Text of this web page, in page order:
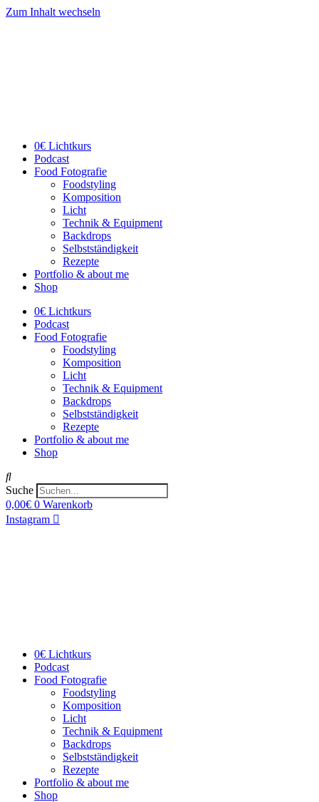
Zum Inhalt wechseln
0€ Lichtkurs
Podcast
Food Fotografie
Foodstyling
Komposition
Licht
Technik & Equipment
Backdrops
Selbstständigkeit
Rezepte
Portfolio & about me
Shop
0€ Lichtkurs
Podcast
Food Fotografie
Foodstyling
Komposition
Licht
Technik & Equipment
Backdrops
Selbstständigkeit
Rezepte
Portfolio & about me
Shop
Suche
0,00€ 0 Warenkorb
Instagram
0€ Lichtkurs
Podcast
Food Fotografie
Foodstyling
Komposition
Licht
Technik & Equipment
Backdrops
Selbstständigkeit
Rezepte
Portfolio & about me
Shop